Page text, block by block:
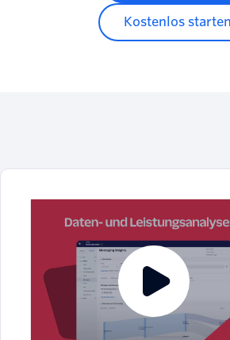
Kostenlos starten